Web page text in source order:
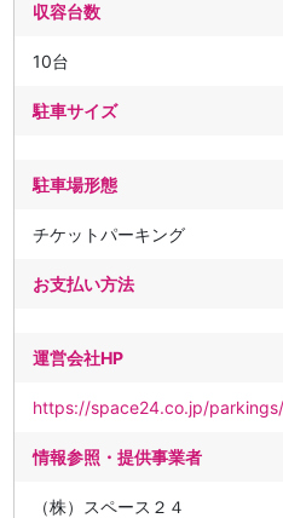
収容台数
10台
駐車サイズ
駐車場形態
チケットパーキング
お支払い方法
運営会社HP
https://space24.co.jp/
情報参照・提供事業者
（株）スペース２４